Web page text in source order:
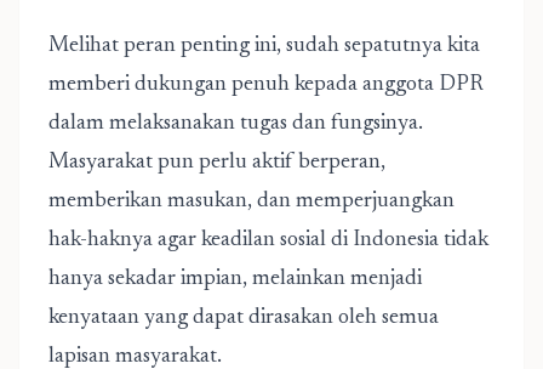
Melihat peran penting ini, sudah sepatutnya kita
memberi dukungan penuh kepada anggota DPR
dalam melaksanakan tugas dan fungsinya.
Masyarakat pun perlu aktif berperan,
memberikan masukan, dan memperjuangkan
hak-haknya agar keadilan sosial di Indonesia tidak
hanya sekadar impian, melainkan menjadi
kenyataan yang dapat dirasakan oleh semua
lapisan masyarakat.